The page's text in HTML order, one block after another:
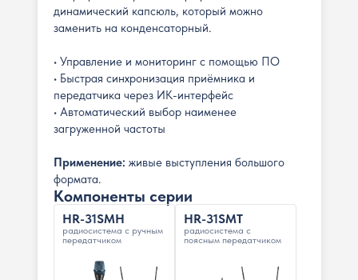
динамический капсюль, который можно
заменить на конденсаторный.
• Управление и мониторинг с помощью ПО
• Быстрая синхронизация приёмника и
передатчика через ИК-интерфейс
• Автоматический выбор наименее
загруженной частоты
Применение: живые выступления большого
формата.
Компоненты серии
HR-31SMH
радиосистема с ручным
передатчиком
HR-31SMT
радиосистема с
поясным передатчиком